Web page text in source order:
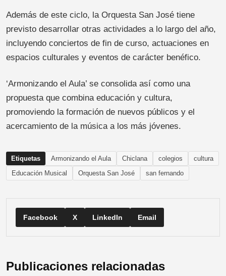
Además de este ciclo, la Orquesta San José tiene
previsto desarrollar otras actividades a lo largo del año,
incluyendo conciertos de fin de curso, actuaciones en
espacios culturales y eventos de carácter benéfico.
‘Armonizando el Aula’ se consolida así como una
propuesta que combina educación y cultura,
promoviendo la formación de nuevos públicos y el
acercamiento de la música a los más jóvenes.
Etiquetas Armonizando el Aula Chiclana colegios
cultura
Educación Musical
Orquesta San José san fernando
Facebook X LinkedIn Email
Publicaciones relacionadas